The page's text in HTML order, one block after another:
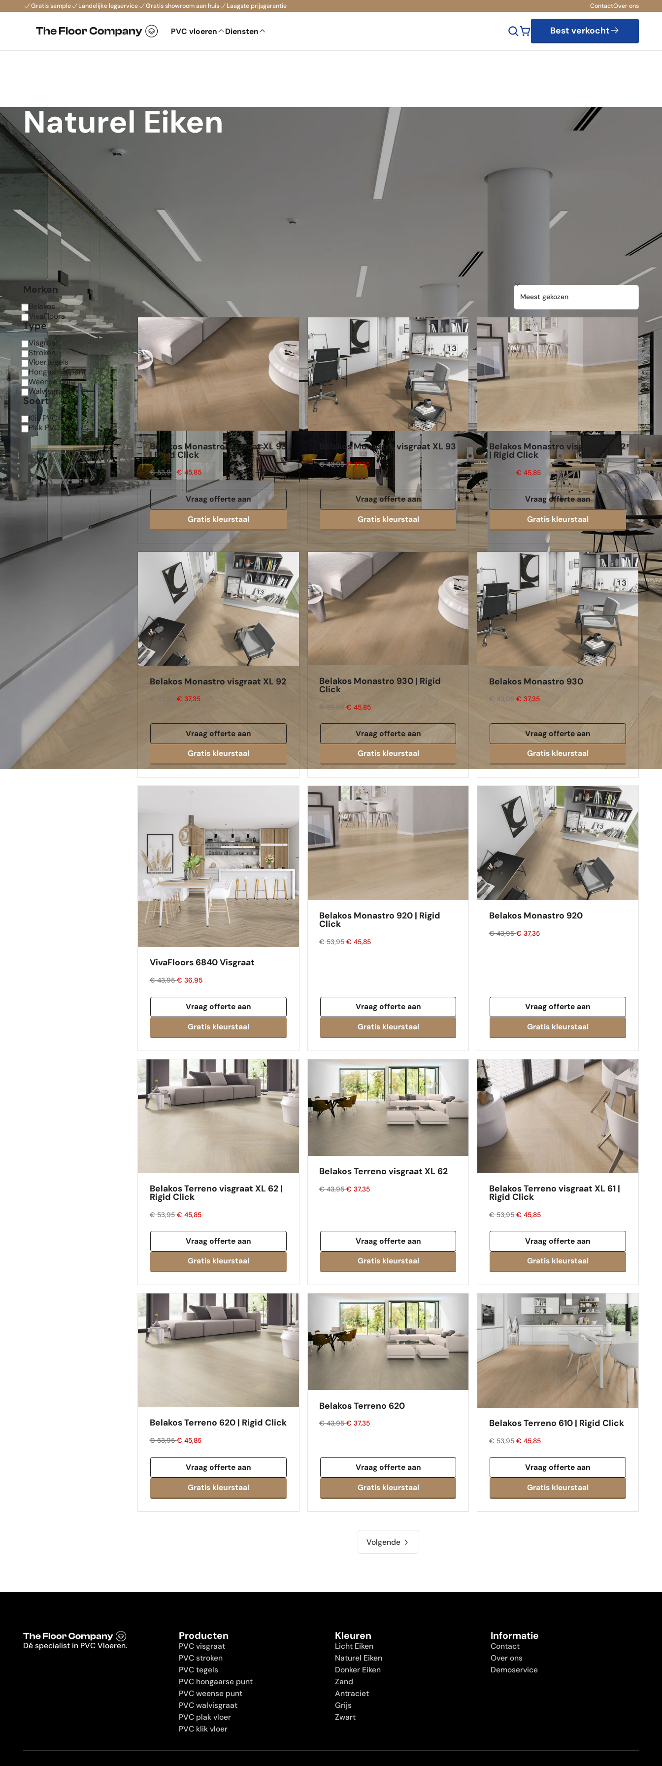
Gratis sample Landelijke legservice Gratis showroom aan huis Laagste prijsgarantie ContactOver ons
PVC vloeren Diensten Best verkocht
Naturel Eiken
Natuurlijke uitstraling
Eikenhout look met noesten Een toplaag van 0,55mm
Onderhoudsarm
Eenvoudig te onderhouden
Merken
Belakos
VivaFloors
Type
Visgraat
Stroken
Vloertegels
Hongaarse punt
Weense punt
Walvisgraat
Soort
Klik PVC
Plak PVC
Belakos Monastro visgraat XL 93
| Rigid Click
€ 53,95€ 45,85
Vraag offerte aan
Gratis kleurstaal
Belakos Monastro visgraat XL 93
€ 43,95€ 37,35
Vraag offerte aan
Gratis kleurstaal
Belakos Monastro visgraat XL 92
| Rigid Click
€ 45,85
Vraag offerte aan
Gratis kleurstaal
Belakos Monastro visgraat XL 92
€ 43,95€ 37,35
Vraag offerte aan
Gratis kleurstaal
Belakos Monastro 930 | Rigid
Click
€ 53,95€ 45,85
Vraag offerte aan
Gratis kleurstaal
Belakos Monastro 930
€ 43,95€ 37,35
Vraag offerte aan
Gratis kleurstaal
VivaFloors 6840 Visgraat
€ 43,95€ 36,95
Vraag offerte aan
Gratis kleurstaal
Belakos Monastro 920 | Rigid
Click
€ 53,95€ 45,85
Vraag offerte aan
Gratis kleurstaal
Belakos Monastro 920
€ 43,95€ 37,35
Vraag offerte aan
Gratis kleurstaal
Belakos Terreno visgraat XL 62 |
Rigid Click
€ 53,95€ 45,85
Vraag offerte aan
Gratis kleurstaal
Belakos Terreno visgraat XL 62
€ 43,95€ 37,35
Vraag offerte aan
Gratis kleurstaal
Belakos Terreno visgraat XL 61 |
Rigid Click
€ 53,95€ 45,85
Vraag offerte aan
Gratis kleurstaal
Belakos Terreno 620 | Rigid Click
€ 53,95€ 45,85
Vraag offerte aan
Gratis kleurstaal
Belakos Terreno 620
€ 43,95€ 37,35
Vraag offerte aan
Gratis kleurstaal
Belakos Terreno 610 | Rigid Click
€ 53,95€ 45,85
Vraag offerte aan
Gratis kleurstaal
Volgende
Dé specialist in PVC Vloeren.
Producten
PVC visgraat
PVC stroken
PVC tegels
PVC hongaarse punt
PVC weense punt
PVC walvisgraat
PVC plak vloer
PVC klik vloer
Kleuren
Licht Eiken
Naturel Eiken
Donker Eiken
Zand
Antraciet
Grijs
Zwart
Informatie
Contact
Over ons
Demoservice